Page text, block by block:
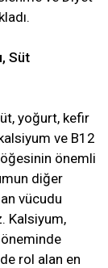
Süt
yoğurt, kefir
ve B12
önemli
diğer
vücudu
Kalsiyum,
rol alan en